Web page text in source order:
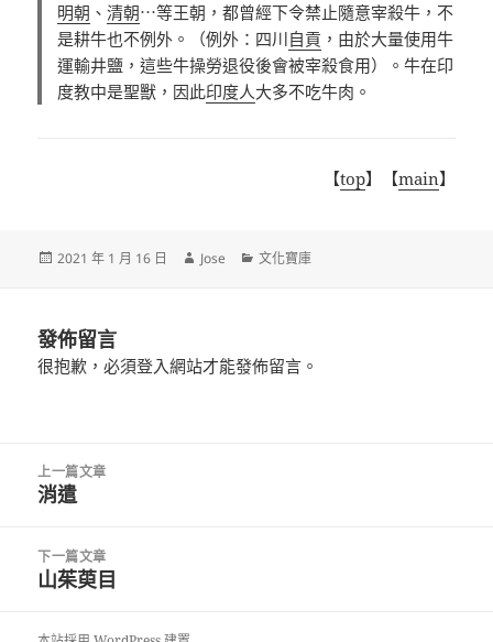
明朝 、清朝⋯等王朝，都曾經下令禁止隨意宰殺牛，不
是耕牛也不例外。（例外：四川自貢 ，由於大量使用牛
運輸井鹽，這些牛操勞退役後會被宰殺食用）。牛在印
度教中是聖獸，因此印度人大多不吃牛肉。
【top】 【main】
發
2021 年 1 月 16 日
作
Jose
分
文化寶庫
發佈留言
很抱歉，必須登入網站才能發佈留言。
上一篇文章
上
篇
文
消遣
下一篇文章
下
篇
山茱萸目